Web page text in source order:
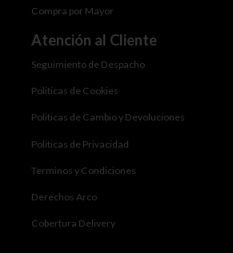
Compra por Mayor
Atención al Cliente
Seguimiento de Despacho
Politicas de Cookies
Politicas de Cambio y Devoluciones
Politicas de Privacidad
Terminos y Condiciones
Derechos Arco
Cobertura Delivery